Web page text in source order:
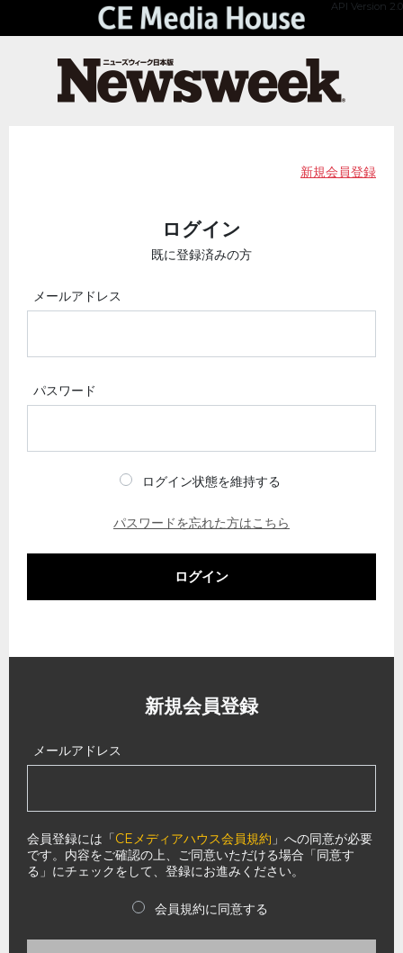
API Version 2.0
新規会員登録
ログイン
既に登録済みの方
メールアドレス
パスワード
ログイン状態を維持する
パスワードを忘れた方はこちら
ログイン
新規会員登録
メールアドレス
会員登録には「CEメディアハウス会員規約 」への同意が必要
です。内容をご確認の上、ご同意いただける場合「同意す
る」にチェックをして、登録にお進みください。
会員規約に同意する